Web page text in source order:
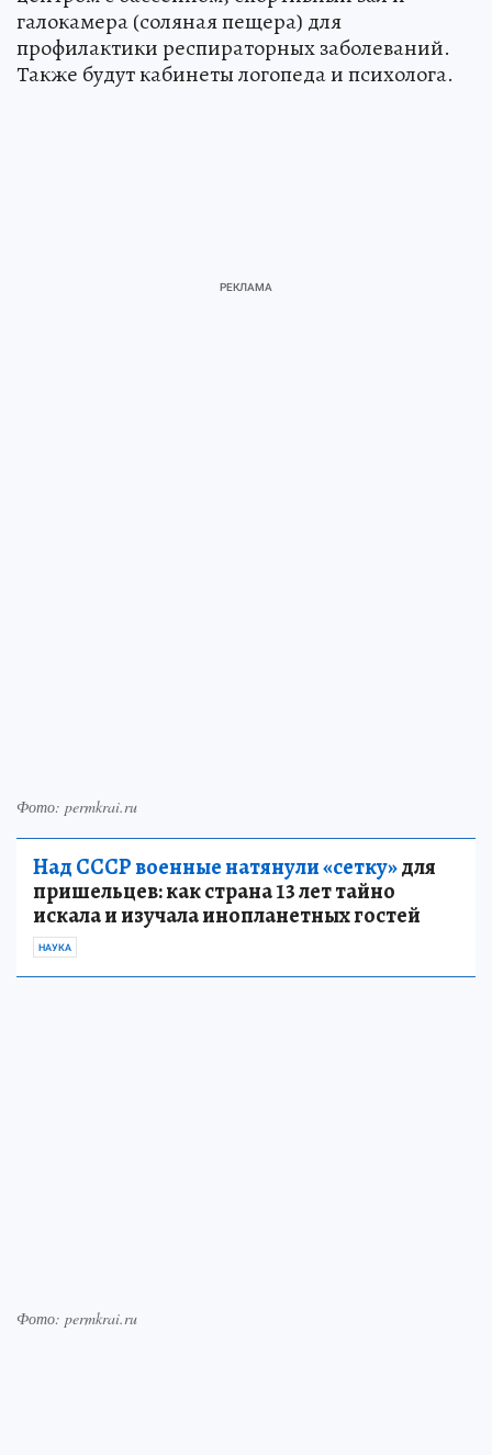
галокамера (соляная пещера) для
профилактики респираторных заболеваний.
Также будут кабинеты логопеда и психолога.
Фото: permkrai.ru
Над СССР военные натянули «сетку»для
пришельцев: как страна 13 лет тайно
искала и изучала инопланетных гостей
НАУКА
Фото: permkrai.ru